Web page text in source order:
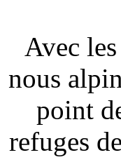
Avec
nous
point
refuges